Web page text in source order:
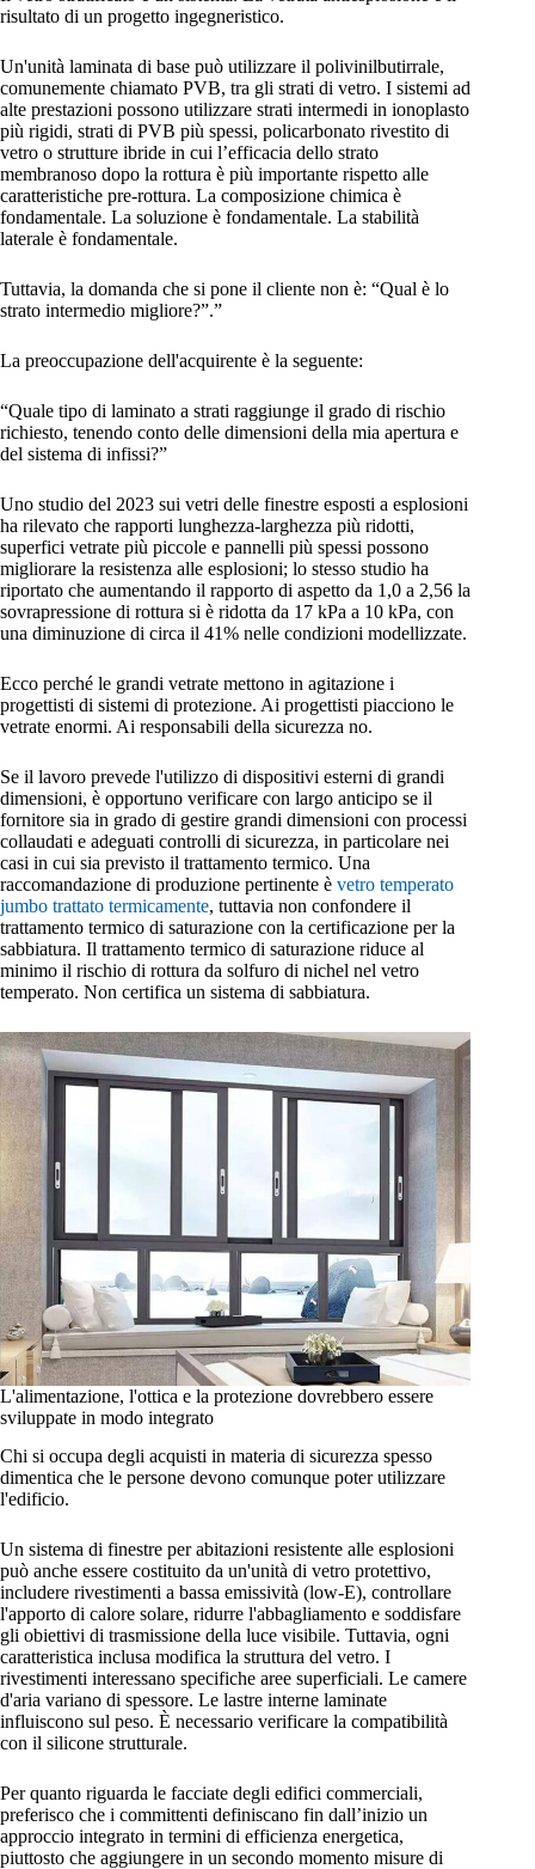
risultato di un progetto ingegneristico.
Un'unità laminata di base può utilizzare il polivinilbutirrale,
comunemente chiamato PVB, tra gli strati di vetro. I sistemi ad
alte prestazioni possono utilizzare strati intermedi in ionoplasto
più rigidi, strati di PVB più spessi, policarbonato rivestito di
vetro o strutture ibride in cui l’efficacia dello strato
membranoso dopo la rottura è più importante rispetto alle
caratteristiche pre-rottura. La composizione chimica è
fondamentale. La soluzione è fondamentale. La stabilità
laterale è fondamentale.
Tuttavia, la domanda che si pone il cliente non è: “Qual è lo
strato intermedio migliore?”.”
La preoccupazione dell'acquirente è la seguente:
“Quale tipo di laminato a strati raggiunge il grado di rischio
richiesto, tenendo conto delle dimensioni della mia apertura e
del sistema di infissi?”
Uno studio del 2023 sui vetri delle finestre esposti a esplosioni
ha rilevato che rapporti lunghezza-larghezza più ridotti,
superfici vetrate più piccole e pannelli più spessi possono
migliorare la resistenza alle esplosioni; lo stesso studio ha
riportato che aumentando il rapporto di aspetto da 1,0 a 2,56 la
sovrapressione di rottura si è ridotta da 17 kPa a 10 kPa, con
una diminuzione di circa il 41% nelle condizioni modellizzate.
Ecco perché le grandi vetrate mettono in agitazione i
progettisti di sistemi di protezione. Ai progettisti piacciono le
vetrate enormi. Ai responsabili della sicurezza no.
Se il lavoro prevede l'utilizzo di dispositivi esterni di grandi
dimensioni, è opportuno verificare con largo anticipo se il
fornitore sia in grado di gestire grandi dimensioni con processi
collaudati e adeguati controlli di sicurezza, in particolare nei
casi in cui sia previsto il trattamento termico. Una
raccomandazione di produzione pertinente è vetro temperato
jumbo trattato termicamente, tuttavia non confondere il
trattamento termico di saturazione con la certificazione per la
sabbiatura. Il trattamento termico di saturazione riduce al
minimo il rischio di rottura da solfuro di nichel nel vetro
temperato. Non certifica un sistema di sabbiatura.
L'alimentazione, l'ottica e la protezione dovrebbero essere
sviluppate in modo integrato
Chi si occupa degli acquisti in materia di sicurezza spesso
dimentica che le persone devono comunque poter utilizzare
l'edificio.
Un sistema di finestre per abitazioni resistente alle esplosioni
può anche essere costituito da un'unità di vetro protettivo,
includere rivestimenti a bassa emissività (low-E), controllare
l'apporto di calore solare, ridurre l'abbagliamento e soddisfare
gli obiettivi di trasmissione della luce visibile. Tuttavia, ogni
caratteristica inclusa modifica la struttura del vetro. I
rivestimenti interessano specifiche aree superficiali. Le camere
d'aria variano di spessore. Le lastre interne laminate
influiscono sul peso. È necessario verificare la compatibilità
con il silicone strutturale.
Per quanto riguarda le facciate degli edifici commerciali,
preferisco che i committenti definiscano fin dall’inizio un
approccio integrato in termini di efficienza energetica,
piuttosto che aggiungere in un secondo momento misure di